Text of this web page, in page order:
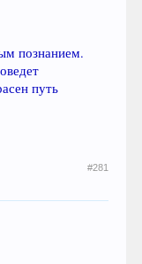
познанием.
путь
#281